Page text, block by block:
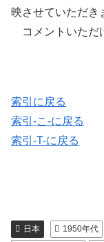
映させていただき
コメントいただ
索引に戻る
索引-こ-に戻る
索引-T-に戻る
日本 1950年代